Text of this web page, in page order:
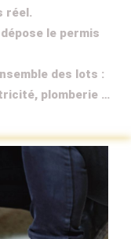
réel.
le permis
des lots :
plomberie …